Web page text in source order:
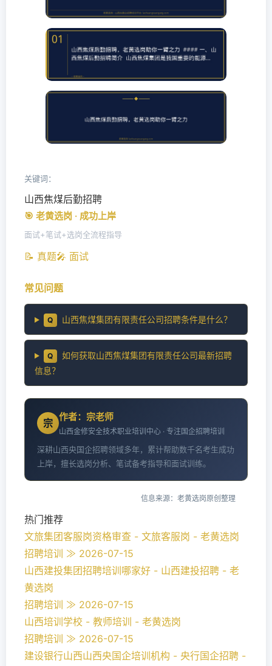
关键词：
山西焦煤后勤招聘
🎯 老黄选岗 · 成功上岸
面试+笔试+选岗全流程指导
📝 真题🎤 面试
常见问题
Q 山西焦煤集团有限责任公司招聘条件是什么？
Q
如何获取山西焦煤集团有限责任公司最新招聘
信息？
宗
作者：宗老师
山西金修安全技术职业培训中心 · 专注国企招聘培训
深耕山西央国企招聘领域多年，累计帮助数千名考生成功
上岸，擅长选岗分析、笔试备考指导和面试训练。
信息来源：老黄选岗原创整理
热门推荐
文旅集团客服岗资格审查 - 文旅客服岗 - 老黄选岗
招聘培训 ≫ 2026-07-15
山西建投集团招聘培训哪家好 - 山西建投招聘 - 老
黄选岗
招聘培训 ≫ 2026-07-15
山西培训学校 - 教师培训 - 老黄选岗
招聘培训 ≫ 2026-07-15
建设银行山西山西央国企培训机构 - 央行国企招聘 -